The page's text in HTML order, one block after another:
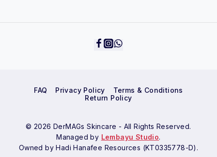
FAQ Privacy Policy
Terms & Conditions
Return Policy
© 2026 DerMAGs Skincare - All Rights Reserved.
Managed by Lembayu Studio.
Owned by Hadi Hanafee Resources (KT0335778-D).